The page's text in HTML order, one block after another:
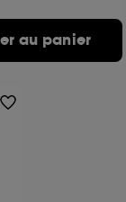
au panier